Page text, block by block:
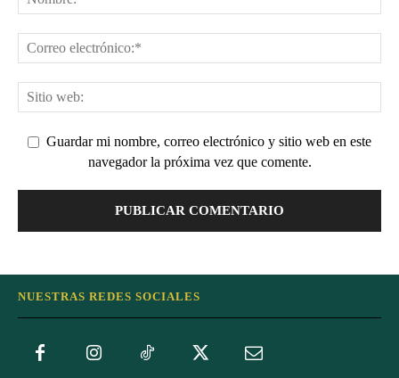
Guardar mi nombre, correo electrónico y sitio web en este
navegador la próxima vez que comente.
NUESTRAS REDES SOCIALES